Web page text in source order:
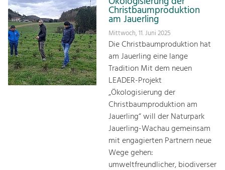
Kontakt
Angebotsentwicklung und
Positionierung.
Kunst & Kultur
Handwerk, Wissenschaft und Forschung.
Soziales, Bildung &
Gleichberechtigung, Jugend und
Mobilität & Energie
Christbaumproduktion
am Jauerling
Mittwoch, 11. Juni 2025
Die Christbaumproduktion hat
am Jauerling eine lange
Tradition Mit dem neuen
LEADER-Projekt
„Ökologisierung der
Christbaumproduktion am
Jauerling“ will der Naturpark
Jauerling-Wachau gemeinsam
mit engagierten Partnern neue
Wege gehen:
umweltfreundlicher, biodiverser